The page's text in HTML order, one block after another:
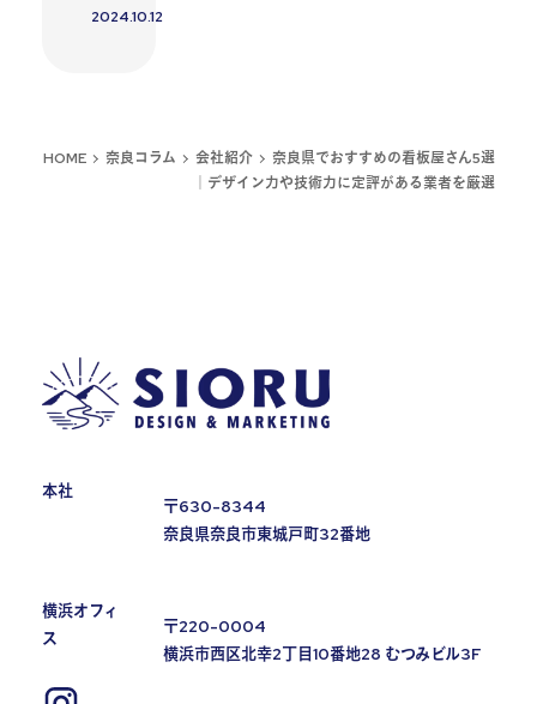
投稿日
2024.10.12
HOME 奈良コラム 会社紹介
奈良県でおすすめの看板屋さん5選
｜デザイン力や技術力に定評がある業者を厳選
本社
〒630-8344
奈良県奈良市東城戸町32番地
横浜オフィ
ス
〒220-0004
横浜市西区北幸2丁目10番地28 むつみビル3F